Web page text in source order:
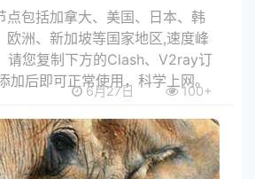
点包括加拿大、美国、日本、韩
欧洲、新加坡等国家地区,速度峰
请您复制下方的Clash、V2ray订
加后即可正常使用，科学上网。
6月27日 100+